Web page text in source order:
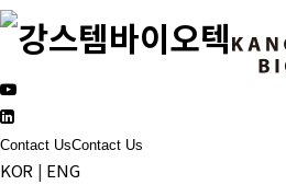
Contact UsContact Us
KOR | ENG